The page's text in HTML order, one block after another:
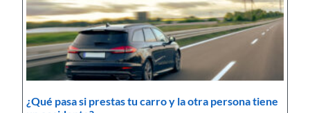
¿Qué pasa si prestas tu carro y la otra persona tiene